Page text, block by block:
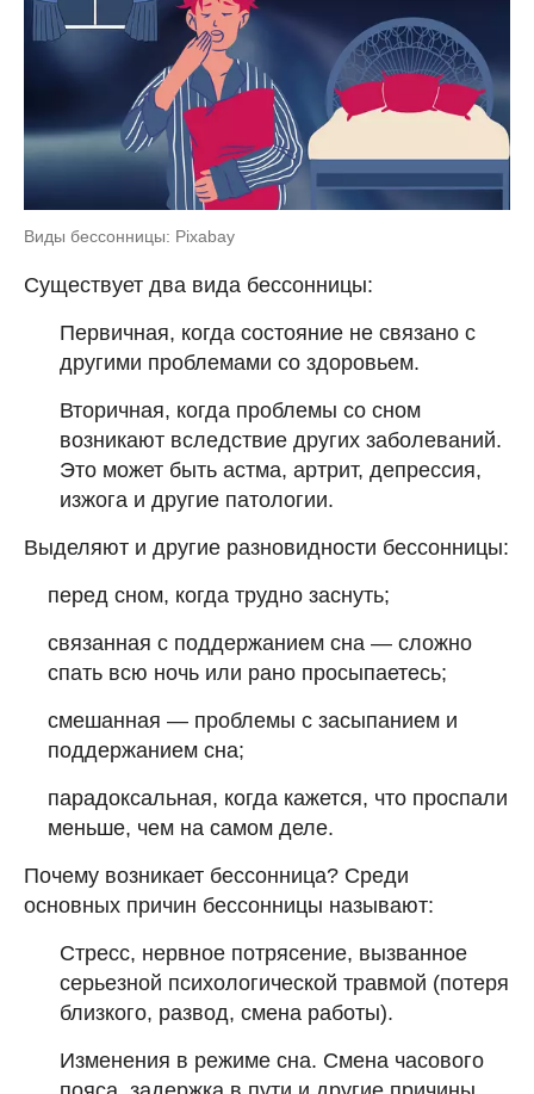
Виды бессонницы: Pixabay
Существует два вида бессонницы:
Первичная, когда состояние не связано с
другими проблемами со здоровьем.
Вторичная, когда проблемы со сном
возникают вследствие других заболеваний.
Это может быть астма, артрит, депрессия,
изжога и другие патологии.
Выделяют и другие разновидности бессонницы:
перед сном, когда трудно заснуть;
связанная с поддержанием сна — сложно
спать всю ночь или рано просыпаетесь;
смешанная — проблемы с засыпанием и
поддержанием сна;
парадоксальная, когда кажется, что проспали
меньше, чем на самом деле.
Почему возникает бессонница? Среди
основных причин бессонницы называют:
Стресс, нервное потрясение, вызванное
серьезной психологической травмой (потеря
близкого, развод, смена работы).
Изменения в режиме сна. Смена часового